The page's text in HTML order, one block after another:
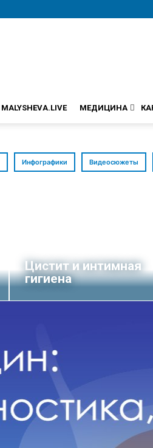
MALYSHEVA.LIVE МЕДИЦИНА
Инфографики Видеосюжеты
Цистит и интимная
гигиена